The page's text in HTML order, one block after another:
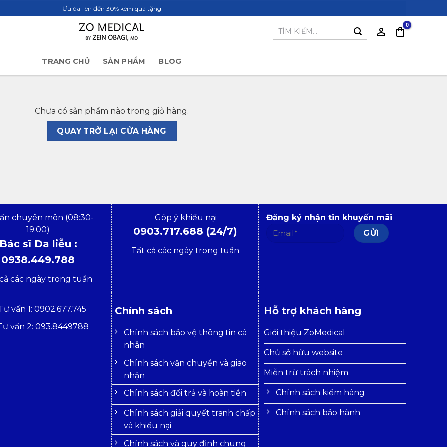
Ưu đãi lên đến 30% kèm quà tặng
Tìm
TRANG CHỦ SẢN PHẨM BLOG
Chưa có sản phẩm nào trong giỏ hàng.
QUAY TRỞ LẠI CỬA HÀNG
chuyên môn (08:30-
19:00)
Bác sĩ Da liễu :
0938.449.788
các ngày trong tuần
Góp ý khiếu nại
0903.717.688 (24/7)
Tất cả các ngày trong tuần
Đăng ký nhận tin khuyến mãi
vấn 1: 0902.677.745
vấn 2: 093.8449788
Chính sách
Chính sách bảo vệ thông tin cá
nhân
Chính sách vận chuyển và giao
nhận
Chính sách đổi trả và hoàn tiền
Chính sách giải quyết tranh chấp
và khiếu nại
Chính sách và quy định chung
Hỗ trợ khách hàng
Giới thiệu ZoMedical
Chủ sở hữu website
Miễn trừ trách nhiệm
Chính sách kiểm hàng
Chính sách bảo hành